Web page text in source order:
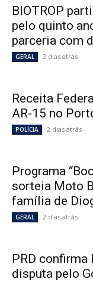
BIOTROP
pelo quinto
parceria com
GERAL 2 dias atrás
Receita
AR-15 no
POLÍCIA 2 dias atrás
Programa
sorteia Moto
família de
GERAL 2 dias atrás
PRD
disputa pelo